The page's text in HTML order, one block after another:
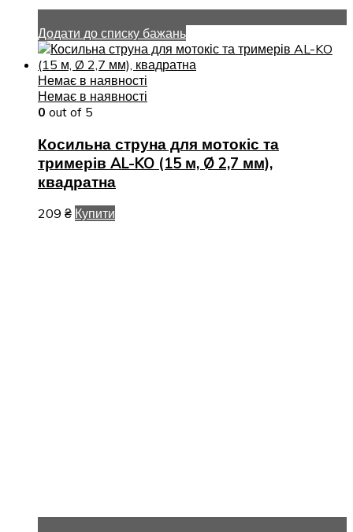
Додати до списку бажань
Немає в наявності
Немає в наявності
0 out of 5
Косильна струна для мотокіс та
тримерів AL-KO (15 м, Ø 2,7 мм),
квадратна
209 ₴ Купити